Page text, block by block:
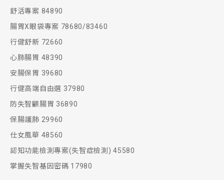
舒活專案 84890
腸胃X眼袋專案 78680/83460
行健舒新 72660
心肺腸胃 48390
安腸保胃 39680
行健高端自由選 37980
防失智顧腸胃 36890
保腸護肺 29960
仕女風華 48560
認知功能檢測專案(失智症檢測) 45580
掌握失智基因密碼 17980